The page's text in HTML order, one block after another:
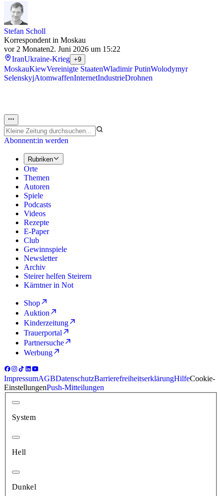
Stefan Scholl
Korrespondent in Moskau
vor 2 Monaten2. Juni 2026 um 15:22
IranUkraine-Krieg +9
MoskauKiewVereinigte StaatenWladimir PutinWolodymyr
SelenskyjAtomwaffenInternetIndustrieDrohnen
Abonnent:in werden
Rubriken
Orte
Themen
Autoren
Spiele
Podcasts
Videos
Rezepte
E-Paper
Club
Gewinnspiele
Newsletter
Archiv
Steirer helfen Steirern
Kärntner in Not
Shop
Auktion
Kinderzeitung
Trauerportal
Partnersuche
Werbung
ImpressumAGBDatenschutzBarrierefreiheitserklärungHilfeCookie-
EinstellungenPush-Mitteilungen
System
Hell
Dunkel